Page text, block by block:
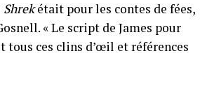
Shrekétait pour les contes de fées,
« Le script de James pour
ces clins d’œil et références